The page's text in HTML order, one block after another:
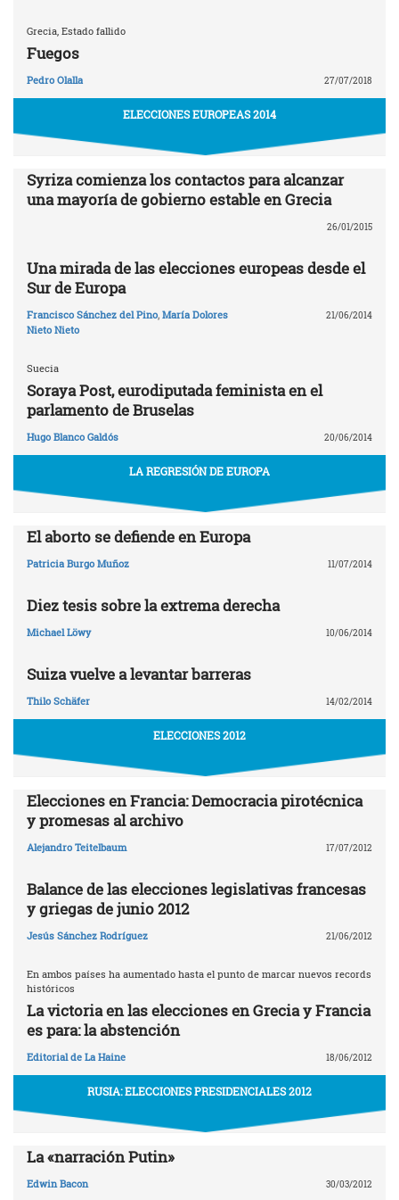
Grecia, Estado fallido
Fuegos
Pedro Olalla 27/07/2018
ELECCIONES EUROPEAS 2014
Syriza comienza los contactos para alcanzar
una mayoría de gobierno estable en Grecia
26/01/2015
Una mirada de las elecciones europeas desde el
Sur de Europa
Francisco Sánchez del Pino, María Dolores
Nieto Nieto
21/06/2014
Suecia
Soraya Post, eurodiputada feminista en el
parlamento de Bruselas
Hugo Blanco Galdós 20/06/2014
LA REGRESIÓN DE EUROPA
El aborto se defiende en Europa
Patricia Burgo Muñoz 11/07/2014
Diez tesis sobre la extrema derecha
Michael Löwy 10/06/2014
Suiza vuelve a levantar barreras
Thilo Schäfer 14/02/2014
ELECCIONES 2012
Elecciones en Francia: Democracia pirotécnica
y promesas al archivo
Alejandro Teitelbaum 17/07/2012
Balance de las elecciones legislativas francesas
y griegas de junio 2012
Jesús Sánchez Rodríguez 21/06/2012
En ambos países ha aumentado hasta el punto de marcar nuevos records
históricos
La victoria en las elecciones en Grecia y Francia
es para: la abstención
Editorial de La Haine 18/06/2012
RUSIA: ELECCIONES PRESIDENCIALES 2012
La «narración Putin»
Edwin Bacon 30/03/2012